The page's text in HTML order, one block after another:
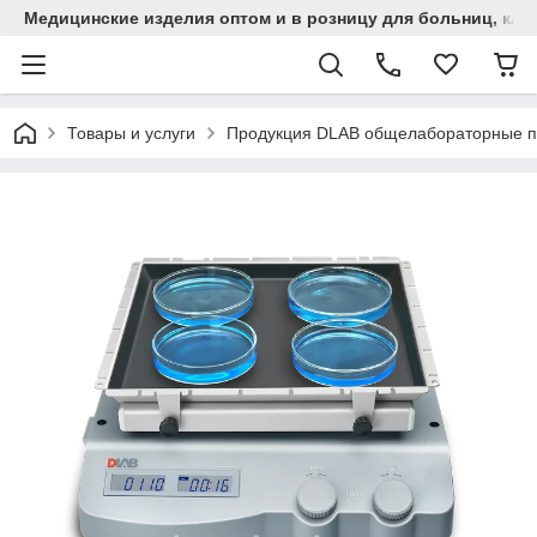
Медицинские изделия оптом и в розницу для больниц,
Товары и услуги Продукция DLAB общелабораторные